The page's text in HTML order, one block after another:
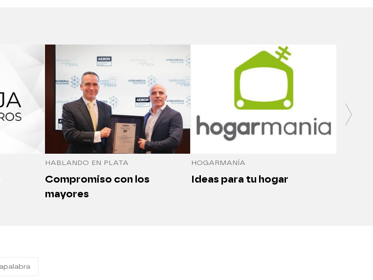
HABLANDO EN PLATA
Compromiso con los
mayores
HOGARMANÍA
Ideas para tu hogar